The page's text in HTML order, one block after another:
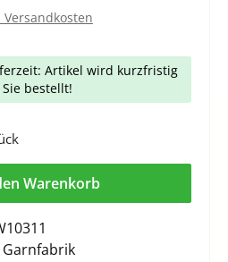
Versandkosten
Artikel wird kurzfristig
bestellt!
Warenkorb
Garnfabrik